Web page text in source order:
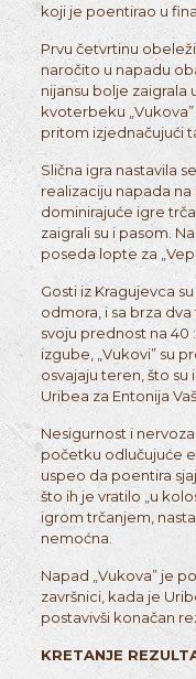
koji je poentirao u
Prvu četvrtinu
naročito u napadu
nijansu bolje zaigrala
kvoterbeku
pritom izjednačujući
Slična igra nastavila
realizaciju napada na
dominirajuće igre
zaigrali su i pasom.
poseda lopte za
Gosti iz Kragujevca
odmora, i sa brza
svoju prednost na 40
izgube, „Vukovi” su
osvajaju teren, što
Uribea za Entonija
Nesigurnost i
početku odlučujuće
uspeo da poentira
što ih je vratilo „u
igrom trčanjem,
nemoćna.
Napad „Vukova” je
završnici, kada je
postavivši konačan
KRETANJE